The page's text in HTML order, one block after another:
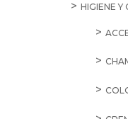
HIGIENE Y